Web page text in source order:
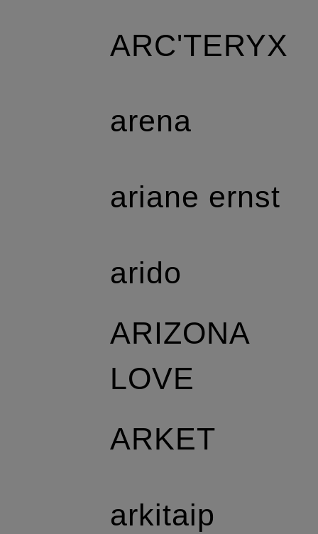
ARC'TERYX
arena
ariane ernst
arido
ARIZONA
LOVE
ARKET
arkitaip